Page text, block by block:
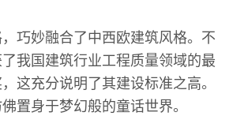
巧妙融合了中西欧建筑风格。不
我国建筑行业工程质量领域的最
这充分说明了其建设标准之高。
置身于梦幻般的童话世界。